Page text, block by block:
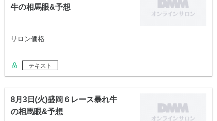
牛の相馬眼&予想
サロン価格
テキスト
8月3日(火)盛岡６レース暴れ牛
の相馬眼&予想